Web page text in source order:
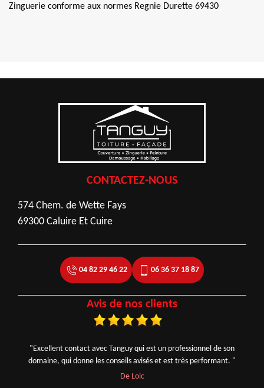
Zinguerie conforme aux normes Regnie Durette 69430
CONTACTEZ-NOUS
574 Chem. de Wette Fays
69300 Caluire Et Cuire
04 82 29 46 22 06 36 37 18 87
Avis de nos clients
"Excellent contact avec Tanguy qui est un professionnel de son
domaine, qui donne les conseils avisés et est très performant. "
De Loic